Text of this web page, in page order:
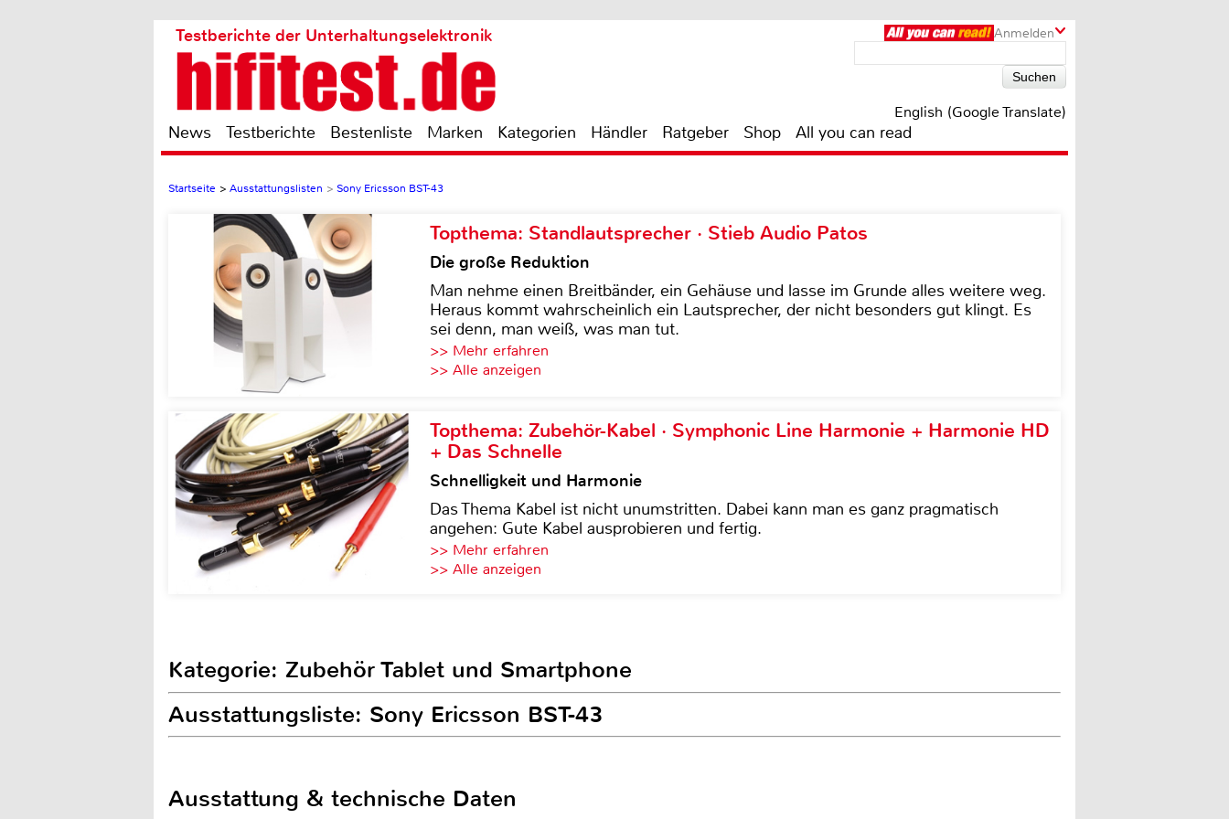
Anmelden
Testberichte der Unterhaltungselektronik
English (Google Translate)
News Testberichte Bestenliste Marken Kategorien Händler Ratgeber Shop All you can read
Startseite > Ausstattungslisten > Sony Ericsson BST-43
Topthema: Standlautsprecher · Stieb Audio Patos
Die große Reduktion
Man nehme einen Breitbänder, ein Gehäuse und lasse im Grunde alles weitere weg.
Heraus kommt wahrscheinlich ein Lautsprecher, der nicht besonders gut klingt. Es
sei denn, man weiß, was man tut.
>> Mehr erfahren
>> Alle anzeigen
Topthema: Zubehör-Kabel · Symphonic Line Harmonie + Harmonie HD
+ Das Schnelle
Schnelligkeit und Harmonie
Das Thema Kabel ist nicht unumstritten. Dabei kann man es ganz pragmatisch
angehen: Gute Kabel ausprobieren und fertig.
>> Mehr erfahren
>> Alle anzeigen
Kategorie: Zubehör Tablet und Smartphone
Ausstattungsliste: Sony Ericsson BST-43
Ausstattung & technische Daten